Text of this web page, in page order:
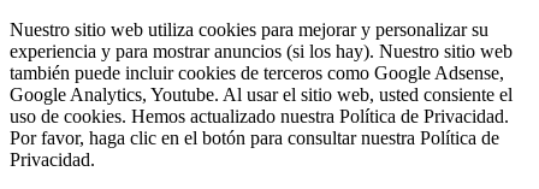
Nuestro sitio web utiliza cookies para mejorar y personalizar su
experiencia y para mostrar anuncios (si los hay). Nuestro sitio web
también puede incluir cookies de terceros como Google Adsense,
Google Analytics, Youtube. Al usar el sitio web, usted consiente el
uso de cookies. Hemos actualizado nuestra Política de Privacidad.
Por favor, haga clic en el botón para consultar nuestra Política de
Privacidad.